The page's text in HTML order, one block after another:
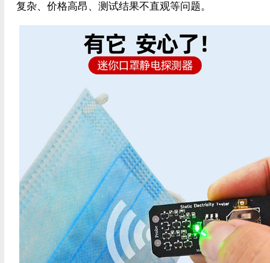
复杂、价格高昂、测试结果不直观等问题。